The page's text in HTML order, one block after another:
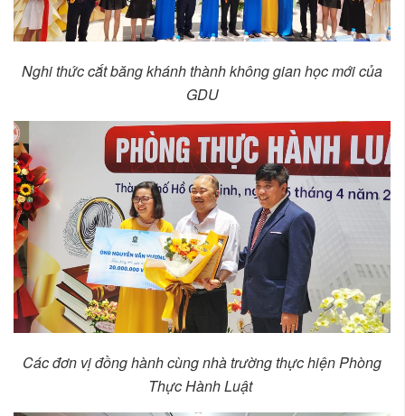
Nghi thức cắt băng khánh thành không gian học mới của
GDU
Các đơn vị đồng hành cùng nhà trường thực hiện Phòng
Thực Hành Luật